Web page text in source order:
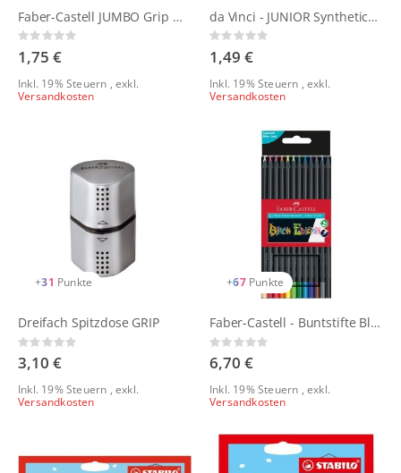
Faber-Castell JUMBO Grip Neon
Rating:
0%
1,75 €
Inkl. 19% Steuern ,exkl.
Versandkosten
da Vinci - JUNIOR Synthetics | Serie 304
Rating:
0%
1,49 €
Inkl. 19% Steuern ,exkl.
Versandkosten
+31 Punkte
Dreifach Spitzdose GRIP
Rating:
0%
3,10 €
Inkl. 19% Steuern ,exkl.
Versandkosten
+67 Punkte
Faber-Castell - Buntstifte Black Edition Sets
Rating:
0%
6,70 €
Inkl. 19% Steuern ,exkl.
Versandkosten